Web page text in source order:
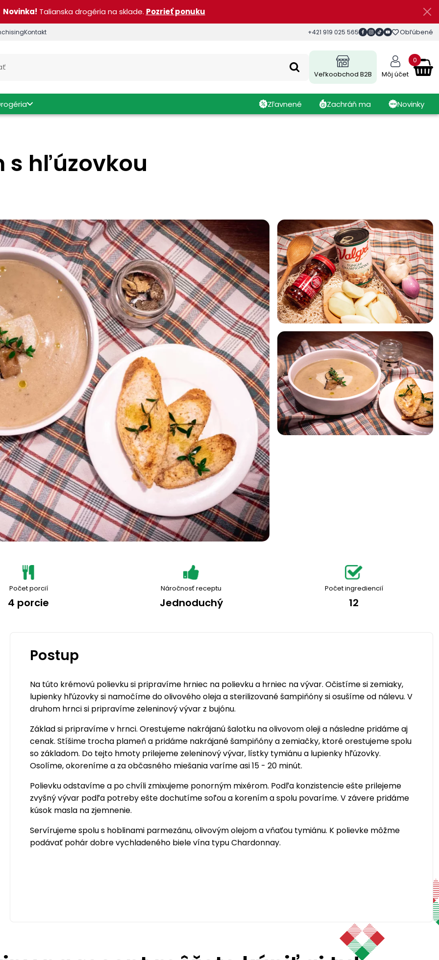
Novinka! Talianska drogéria na sklade. Pozrieť ponuku
Kontakt +421 919 025 565 Obľúbené
Veľkoobchod B2B Môj účet
0
Zľavnené Zachráň ma Novinky
s hľúzovkou
Počet porcií
4 porcie
Náročnosť receptu
Jednoduchý
Počet ingrediencií
12
Postup
Na túto krémovú polievku si pripravíme hrniec na polievku a hrniec na vývar. Očistíme si zemiaky,
lupienky hľúzovky si namočíme do olivového oleja a sterilizované šampiňóny si osušíme od nálevu. V
druhom hrnci si pripravíme zeleninový vývar z bujónu.
Základ si pripravíme v hrnci. Orestujeme nakrájanú šalotku na olivovom oleji a následne pridáme aj
cenak. Stíšime trocha plameň a pridáme nakrájané šampiňóny a zemiačky, ktoré orestujeme spolu
so základom. Do tejto hmoty prilejeme zeleninový vývar, lístky tymiánu a lupienky hľúzovky.
Osolíme, okoreníme a za občasného miešania varíme asi 15 - 20 minút.
Polievku odstavíme a po chvíli zmixujeme ponorným mixérom. Podľa konzistencie ešte prilejeme
zvyšný vývar podľa potreby ešte dochutíme soľou a korením a spolu povaríme. V závere pridáme
kúsok masla na zjemnenie.
Servírujeme spolu s hoblinami parmezánu, olivovým olejom a vňaťou tymiánu. K polievke môžme
podávať pohár dobre vychladeného biele vína typu Chardonnay.